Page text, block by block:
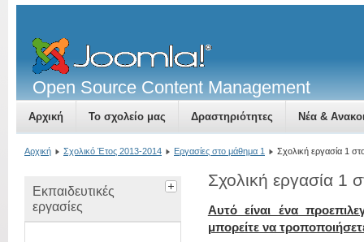
Open Source Content Management
Αρχική Το σχολείο μας Δραστηριότητες Νέα &
Αρχική Σχολικό Έτος 2013-2014 Εργασίες στο μάθημα 1 Σχολική εργασία 1
Εκπαιδευτικές
εργασίες
Σχολική εργασία 1
Αυτό είναι ένα
μπορείτε να